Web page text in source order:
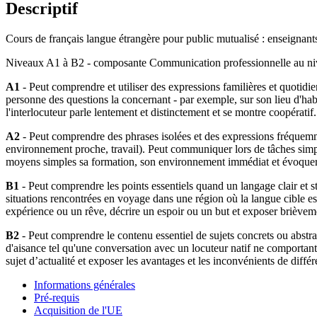
Descriptif
Cours de français langue étrangère pour public mutualisé :
Niveaux A1 à B2 - composante Communication professionnelle au
A1 - Peut comprendre et utiliser des expressions familières et
personne des questions la concernant - par exemple, sur son lieu
l'interlocuteur parle lentement et distinctement et se montre coopératif.
A2 - Peut comprendre des phrases isolées et des expressions
environnement proche, travail). Peut communiquer lors de tâches
moyens simples sa formation, son environnement immédiat et
B1 - Peut comprendre les points essentiels quand un langage clair et
situations rencontrées en voyage dans une région où la langue cible
expérience ou un rêve, décrire un espoir ou un but et exposer
B2 - Peut comprendre le contenu essentiel de sujets concrets ou
d'aisance tel qu'une conversation avec un locuteur natif ne
sujet d’actualité et exposer les avantages et les inconvénients de
Informations générales
Pré-requis
Acquisition de l'UE